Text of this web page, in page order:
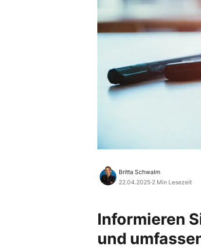
Britta Schwalm
22.04.2025·2 Min Lesezeit
Informieren
und